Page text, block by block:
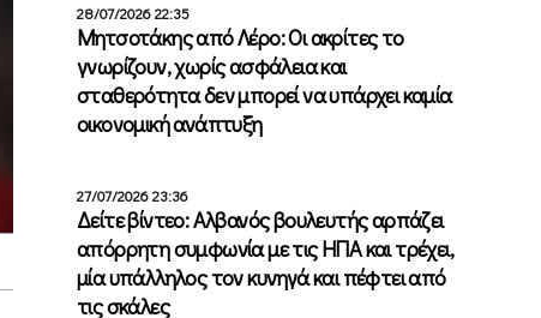
28/07/2026 22:35
Μητσοτάκης από Λέρο: Οι ακρίτες το
γνωρίζουν, χωρίς ασφάλεια και
σταθερότητα δεν μπορεί να υπάρχει καμία
οικονομική ανάπτυξη
27/07/2026 23:36
Δείτε βίντεο: Αλβανός βουλευτής αρπάζει
απόρρητη συμφωνία με τις ΗΠΑ και τρέχει,
μία υπάλληλος τον κυνηγά και πέφτει από
τις σκάλες